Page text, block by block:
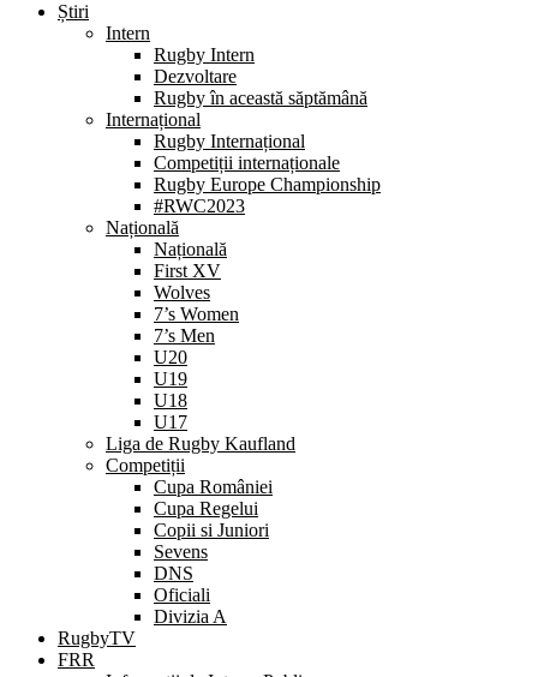
Știri
Intern
Rugby Intern
Dezvoltare
Rugby în această săptămână
Internațional
Rugby Internațional
Competiții internaționale
Rugby Europe Championship
#RWC2023
Națională
Națională
First XV
Wolves
7’s Women
7’s Men
U20
U19
U18
U17
Liga de Rugby Kaufland
Competiții
Cupa României
Cupa Regelui
Copii si Juniori
Sevens
DNS
Oficiali
Divizia A
RugbyTV
FRR